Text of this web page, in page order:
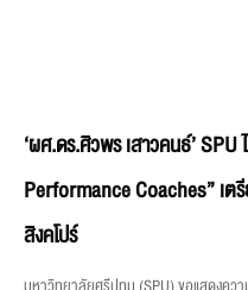
‘ผศ.ดร.ศิวพร เสาวคนธ์’ SPU
Performance Coaches” เ
สิงคโปร์